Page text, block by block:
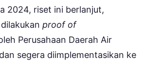
2024, riset ini berlanjut,
proof of
Perusahaan Daerah Air
segera diimplementasikan ke